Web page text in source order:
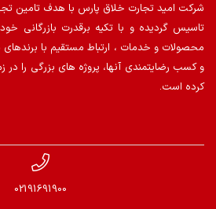
شرکت امید تجارت خلاق پارس با هدف تامین
تاسیس گردیده و با تکیه برقدرت بازرگانی
محصولات و خدمات ، ارتباط مستقیم با
و کسب رضایتمندی آنها، پروژه های بزرگی را در
کرده است.
02191691900